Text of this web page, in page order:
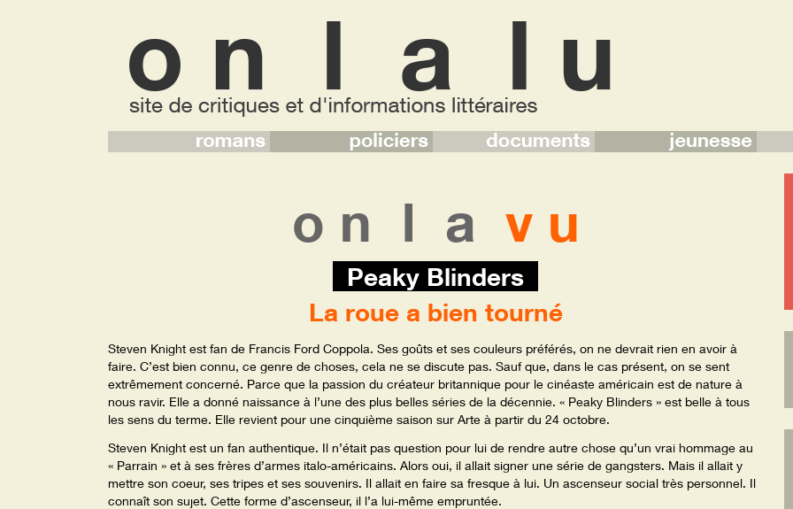
o n l a v u
Peaky Blinders
La roue a bien tourné
Steven Knight est fan de Francis Ford Coppola. Ses goûts et ses couleurs préférés, on ne devrait rien en avoir à
faire. C’est bien connu, ce genre de choses, cela ne se discute pas. Sauf que, dans le cas présent, on se sent
extrêmement concerné. Parce que la passion du créateur britannique pour le cinéaste américain est de nature à
nous ravir. Elle a donné naissance à l’une des plus belles séries de la décennie. « Peaky Blinders » est belle à tous
les sens du terme. Elle revient pour une cinquième saison sur Arte à partir du 24 octobre.
Steven Knight est un fan authentique. Il n’était pas question pour lui de rendre autre chose qu’un vrai hommage au
« Parrain » et à ses frères d’armes italo-américains. Alors oui, il allait signer une série de gangsters. Mais il allait y
mettre son coeur, ses tripes et ses souvenirs. Il allait en faire sa fresque à lui. Un ascenseur social très personnel. Il
connaît son sujet. Cette forme d’ascenseur, il l’a lui-même empruntée.